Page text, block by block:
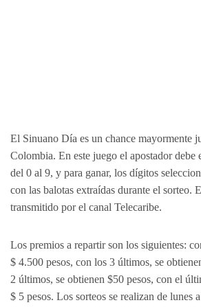
El Sinuano Día es un chance mayormente
Colombia. En este juego el apostador debe
del 0 al 9, y para ganar, los dígitos
con las balotas extraídas durante el sorteo.
transmitido por el canal Telecaribe.
Los premios a repartir son los siguientes:
$ 4.500 pesos, con los 3 últimos, se
2 últimos, se obtienen $50 pesos, con el
$ 5 pesos. Los sorteos se realizan de lunes